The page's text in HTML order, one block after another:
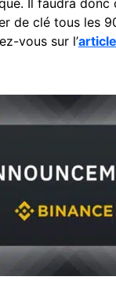
de clé tous les
vous sur l’